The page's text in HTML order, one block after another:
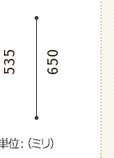
650
535